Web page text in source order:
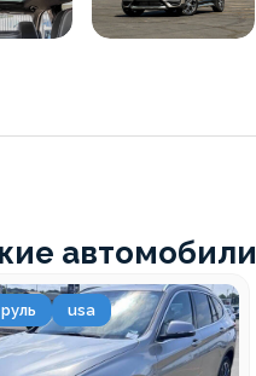
автомобили
usa